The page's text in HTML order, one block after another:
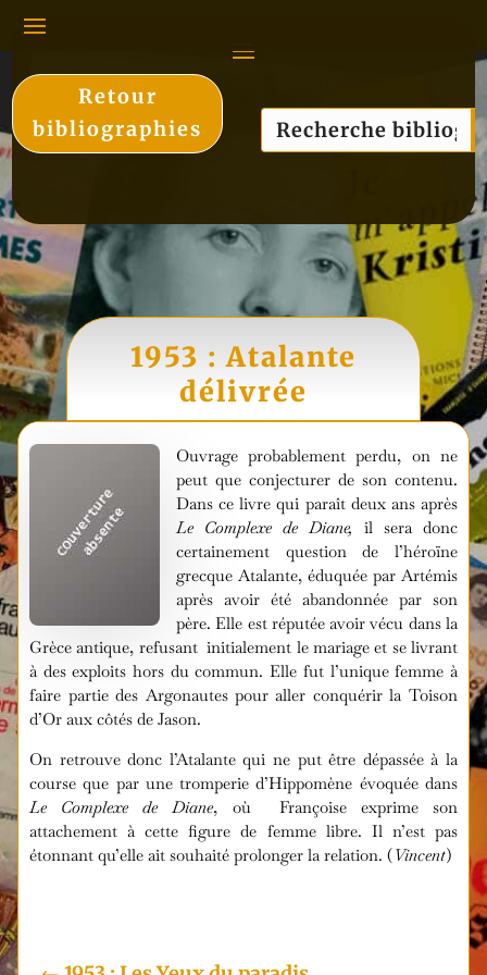
Retour
bibliographies
1953 : Atalante
délivrée
Ouvrage probablement perdu, on ne
peut que conjecturer de son contenu.
Dans ce livre qui paraît deux ans après
Le Complexe de Diane,
il sera donc
certainement question de l’héroïne
grecque Atalante, éduquée par Artémis
après avoir été abandonnée par son
père. Elle est réputée avoir vécu dans la
Grèce antique, refusant initialement le mariage et se livrant
à des exploits hors du commun. Elle fut l’unique femme à
faire partie des Argonautes pour aller conquérir la Toison
d’Or aux côtés de Jason.
On retrouve donc l’Atalante qui ne put être dépassée à la
course que par une tromperie d’Hippomène évoquée dans
Le Complexe de Diane, où Françoise exprime son
attachement à cette figure de femme libre. Il n’est pas
étonnant qu’elle ait souhaité prolonger la relation. (Vincent)